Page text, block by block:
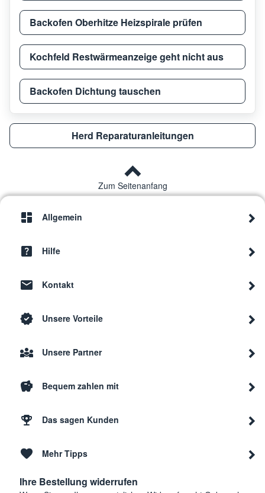
Thermador
Thermador
Thermador
Thermador
Thermador
Thermador
Backofen Oberhitze Heizspirale prüfen
Kochfeld Restwärmeanzeige geht nicht aus
Backofen Dichtung tauschen
Herd Reparaturanleitungen
Zum Seitenanfang
Allgemein
Hilfe
Kontakt
Unsere Vorteile
Unsere Partner
Bequem zahlen mit
Das sagen Kunden
Mehr Tipps
Ihre Bestellung widerrufen